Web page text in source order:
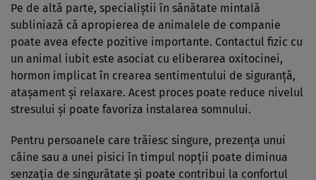
Pe de altă parte, specialiștii în sănătate mintală
subliniază că apropierea de animalele de companie
poate avea efecte pozitive importante. Contactul fizic cu
un animal iubit este asociat cu eliberarea oxitocinei,
hormon implicat în crearea sentimentului de siguranță,
atașament și relaxare. Acest proces poate reduce nivelul
stresului și poate favoriza instalarea somnului.
Pentru persoanele care trăiesc singure, prezența unui
câine sau a unei pisici în timpul nopții poate diminua
senzația de singurătate și poate contribui la confortul